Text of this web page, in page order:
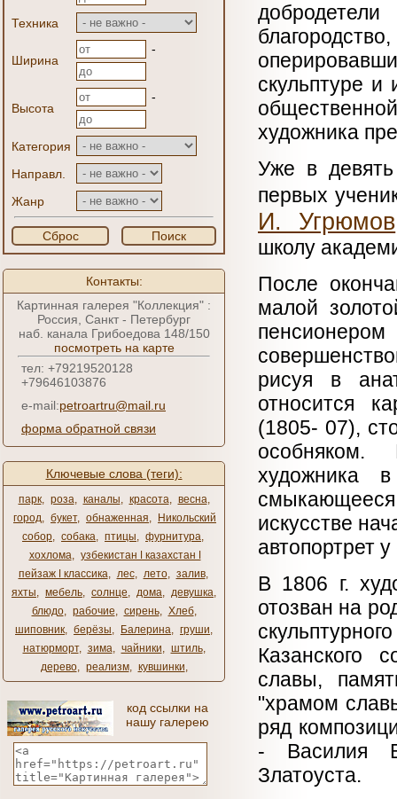
Техника
Ширина
-
Высота
-
Категория
Направл.
Жанр
Сброс Поиск
Контакты:
Картинная галерея "Коллекция" :
Россия, Санкт - Петербург
наб. канала Грибоедова 148/150
посмотреть на карте
тел: +79219520128
+79646103876
e-mail:petroartru@mail.ru
форма обратной связи
Ключевые слова (теги):
парк, роза, каналы, красота, весна,
город, букет, обнаженная,
Никольский
собор, собака, птицы, фурнитура,
хохлома, узбекистан ǀ казахстан ǀ
пейзаж ǀ классика, лес, лето, залив,
яхты, мебель, солнце, дома, девушка,
блюдо, рабочие, сирень, Хлеб,
шиповник, берёзы, Балерина, груши,
натюрморт, зима, чайники, штиль,
дерево, реализм, кувшинки,
код ссылки на
нашу галерею
скульптуре и
художника
Уже в
первых
И. Угрюмов
школу
После
малой
рисуя в
относится
(1805- 07),
особняком.
художника
смыкающееся
искусстве
автопортрет у
В 1806 г.
отозван на
Казанского
славы,
"храмом
ряд
- Василия
Златоуста.